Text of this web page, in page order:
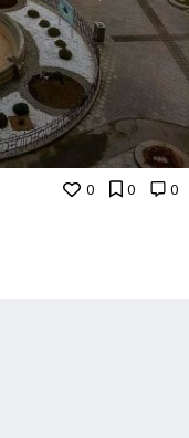
0 0 0